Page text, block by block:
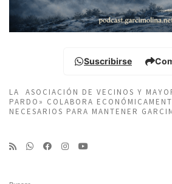
Suscribirse
LA ASOCIACIÓN DE VECINOS Y
PARDO» COLABORA
NECESARIOS PARA MANTENER